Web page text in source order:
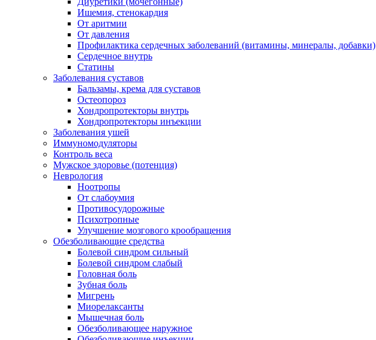
Ишемия, стенокардия
От аритмии
От давления
Профилактика сердечных заболеваний (витамины, минералы, добавки)
Сердечное внутрь
Статины
Заболевания суставов
Бальзамы, крема для суставов
Остеопороз
Хондропротекторы внутрь
Хондропротекторы инъекции
Заболевания ушей
Иммуномодуляторы
Контроль веса
Мужское здоровье (потенция)
Неврология
Ноотропы
От слабоумия
Противосудорожные
Психотропные
Улучшение мозгового крообращения
Обезболивающие средства
Болевой синдром сильный
Болевой синдром слабый
Головная боль
Зубная боль
Мигрень
Миорелаксанты
Мышечная боль
Обезболивающее наружное